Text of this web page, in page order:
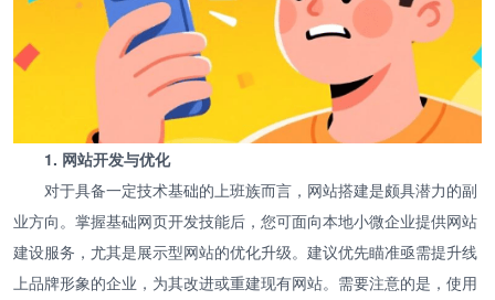
1. 网站开发与优化
对于具备一定技术基础的上班族而言，网站搭建是颇具潜力的副
业方向。掌握基础网页开发技能后，您可面向本地小微企业提供网站
建设服务，尤其是展示型网站的优化升级。建议优先瞄准亟需提升线
上品牌形象的企业，为其改进或重建现有网站。需要注意的是，使用